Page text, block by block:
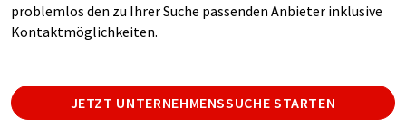
problemlos den zu Ihrer Suche passenden Anbieter inklusive
Kontaktmöglichkeiten.
JETZT UNTERNEHMENSSUCHE STARTEN